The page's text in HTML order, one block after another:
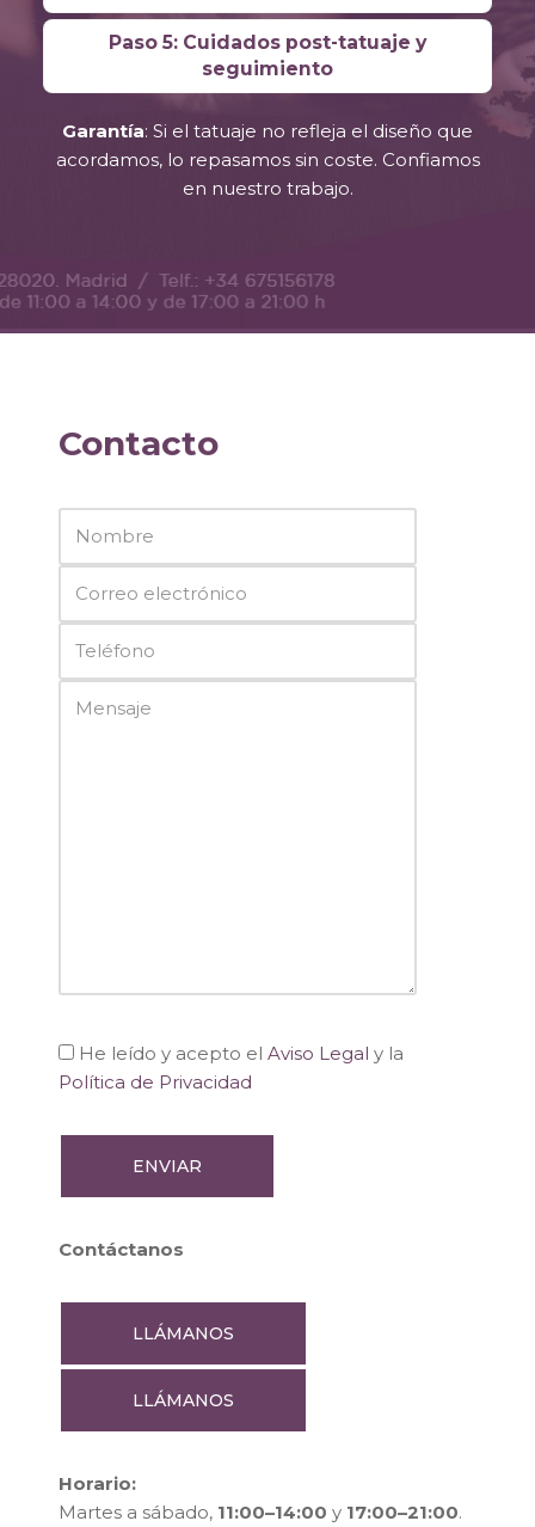
Paso 5: Cuidados post-tatuaje y
seguimiento
Garantía: Si el tatuaje no refleja el diseño que
acordamos, lo repasamos sin coste. Confiamos
en nuestro trabajo.
Contacto
He leído y acepto elAviso Legal y la
Política de Privacidad
Contáctanos
LLÁMANOS
LLÁMANOS
Horario:
Martes a sábado, 11:00–14:00 y 17:00–21:00.